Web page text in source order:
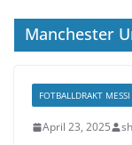
Manchester
FOTBALLDRAKT
April 23, 2025